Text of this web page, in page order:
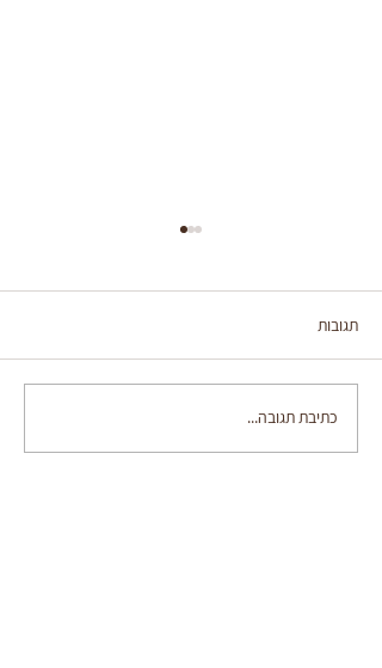
2 עוגות גבינה בשיטה מקוצרת
תגובות
כתיבת תגובה...